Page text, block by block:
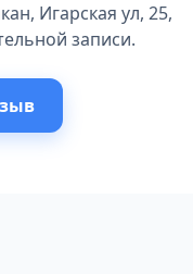
Игарская ул, 25,
записи.